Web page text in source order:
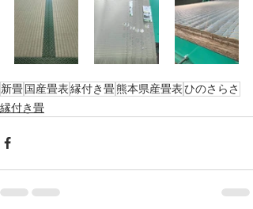
新畳国産畳表縁付き畳熊本県産畳表ひのさらさ
縁付き畳